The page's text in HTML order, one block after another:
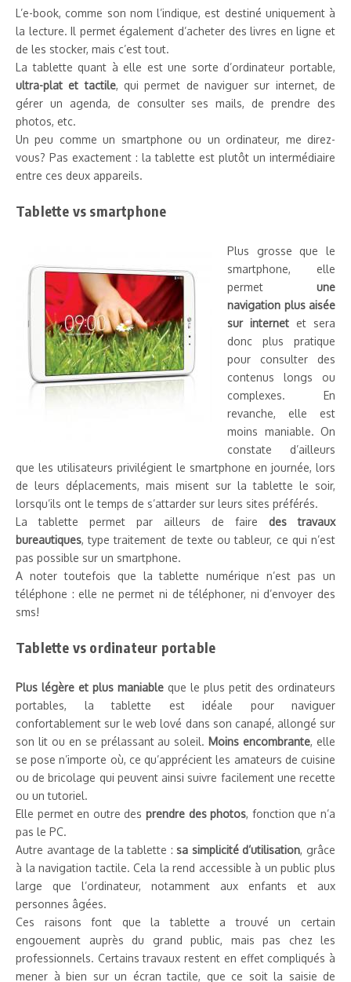
L’e-book, comme son nom l’indique, est destiné uniquement à
la lecture. Il permet également d’acheter des livres en ligne et
de les stocker, mais c’est tout.
La tablette quant à elle est une sorte d’ordinateur portable,
ultra-plat et tactile, qui permet de naviguer sur internet, de
gérer un agenda, de consulter ses mails, de prendre des
photos, etc.
Un peu comme un smartphone ou un ordinateur, me direz-
vous? Pas exactement : la tablette est plutôt un intermédiaire
entre ces deux appareils.
Tablette vs smartphone
Plus grosse que le
smartphone, elle
permet une
navigation plus aisée
sur internet et sera
donc plus pratique
pour consulter des
contenus longs ou
complexes. En
revanche, elle est
moins maniable. On
constate d’ailleurs
que les utilisateurs privilégient le smartphone en journée, lors
de leurs déplacements, mais misent sur la tablette le soir,
lorsqu’ils ont le temps de s’attarder sur leurs sites préférés.
La tablette permet par ailleurs de faire des travaux
bureautiques, type traitement de texte ou tableur, ce qui n’est
pas possible sur un smartphone.
A noter toutefois que la tablette numérique n’est pas un
téléphone : elle ne permet ni de téléphoner, ni d’envoyer des
sms!
Tablette vs ordinateur portable
Plus légère et plus maniable que le plus petit des ordinateurs
portables, la tablette est idéale pour naviguer
confortablement sur le web lové dans son canapé, allongé sur
son lit ou en se prélassant au soleil. Moins encombrante, elle
se pose n’importe où, ce qu’apprécient les amateurs de cuisine
ou de bricolage qui peuvent ainsi suivre facilement une recette
ou un tutoriel.
Elle permet en outre des prendre des photos, fonction que n’a
pas le PC.
Autre avantage de la tablette : sa simplicité d’utilisation, grâce
à la navigation tactile. Cela la rend accessible à un public plus
large que l’ordinateur, notamment aux enfants et aux
personnes âgées.
Ces raisons font que la tablette a trouvé un certain
engouement auprès du grand public, mais pas chez les
professionnels. Certains travaux restent en effet compliqués à
mener à bien sur un écran tactile, que ce soit la saisie de